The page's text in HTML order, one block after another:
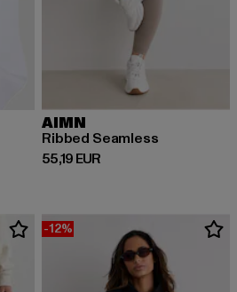
AIMN
Ribbed Seamless
55,19 EUR
Prix courant: 55,19 EUR
-12%